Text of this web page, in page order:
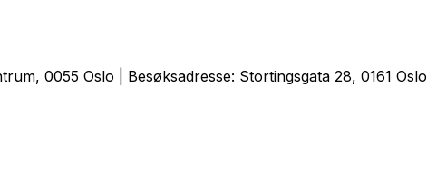
0055 Oslo | Besøksadresse: Stortingsgata 28, 0161 Oslo